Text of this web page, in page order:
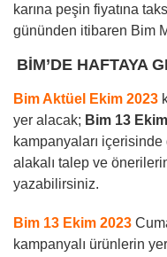
karına peşin fiyatına
gününden itibaren Bim
BİM’DE HAFTAYA
Bim Aktüel Ekim 2023
yer alacak; Bim 13
kampanyaları
alakalı talep ve
yazabilirsiniz.
Bim 13 Ekim 2023
kampanyalı ürünlerin yer